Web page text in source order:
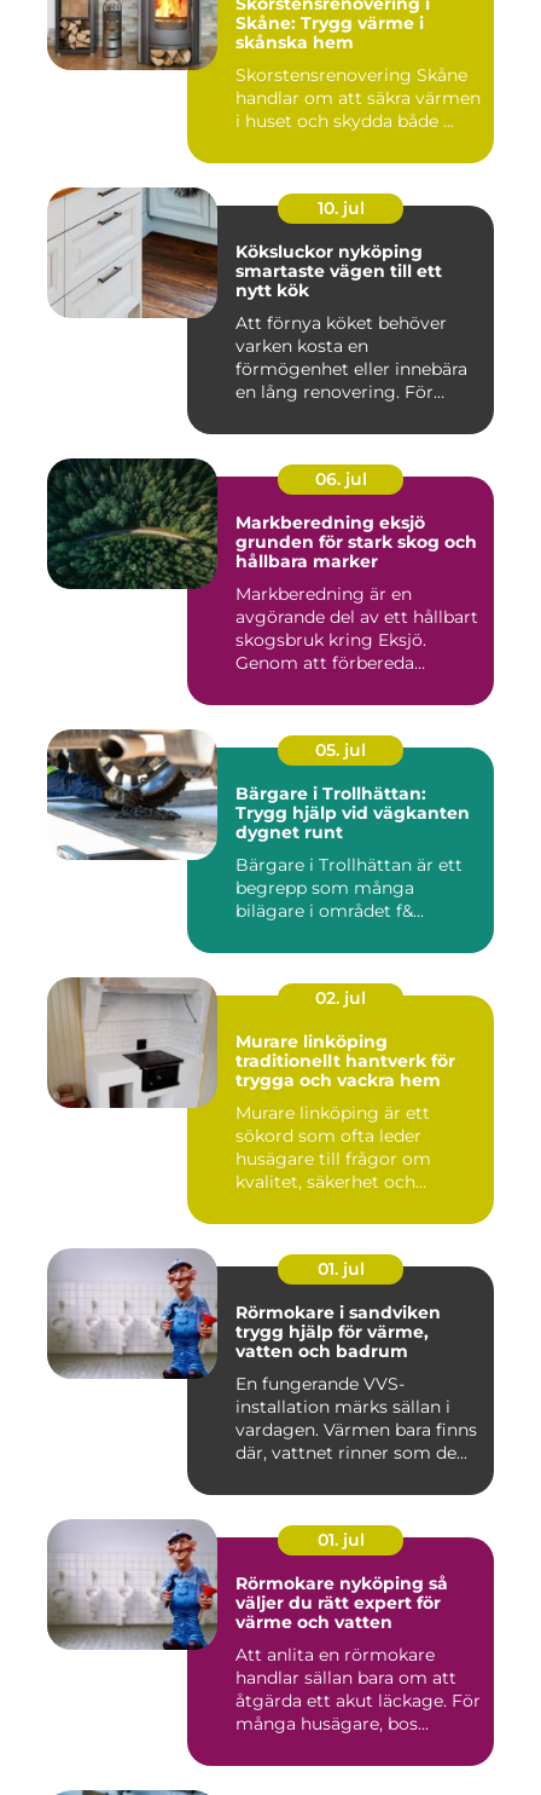
Skåne: Trygg värme i
skånska hem
Skorstensrenovering Skåne
handlar om att säkra värmen
i huset och skydda både ...
10. jul
Köksluckor nyköping
smartaste vägen till ett
nytt kök
Att förnya köket behöver
varken kosta en
förmögenhet eller innebära
en lång renovering. För
06. jul
Markberedning eksjö
grunden för stark skog och
hållbara marker
Markberedning är en
avgörande del av ett hållbart
skogsbruk kring Eksjö.
Genom att förbereda
05. jul
Bärgare i Trollhättan:
Trygg hjälp vid vägkanten
dygnet runt
Bärgare i Trollhättan är ett
begrepp som många
bilägare i området f&...
02. jul
Murare linköping
traditionellt hantverk för
trygga och vackra hem
Murare linköping är ett
sökord som ofta leder
husägare till frågor om
kvalitet, säkerhet och
01. jul
Rörmokare i sandviken
trygg hjälp för värme,
vatten och badrum
En fungerande VVS-
installation märks sällan i
vardagen. Värmen bara finns
där, vattnet rinner som de...
01. jul
Rörmokare nyköping så
väljer du rätt expert för
värme och vatten
Att anlita en rörmokare
handlar sällan bara om att
åtgärda ett akut läckage. För
många husägare, bos...